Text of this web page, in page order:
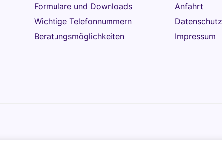
Formulare und Downloads
Wichtige Telefonnummern
Beratungsmöglichkeiten
Anfahrt
Datenschutz
Impressum